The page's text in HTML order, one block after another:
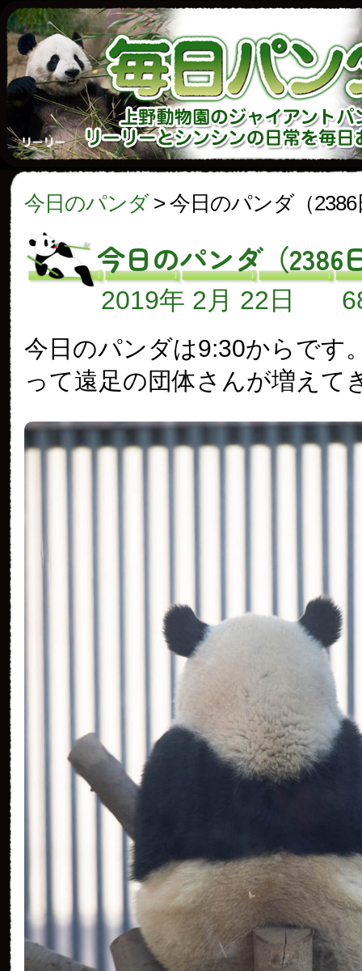
今日のパンダ> 今日のパンダ（2386
今日のパンダ（2386
2019年 2月 22日
今日のパンダは9:30からです
って遠足の団体さんが増えて